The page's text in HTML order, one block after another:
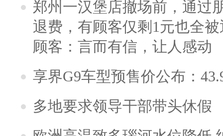
郑州一汉堡店撤场前，通过
退费，有顾客仅剩1元也全
顾客：言而有信，让人感动
享界G9车型预售价公布：
多地要求领导干部带头休假